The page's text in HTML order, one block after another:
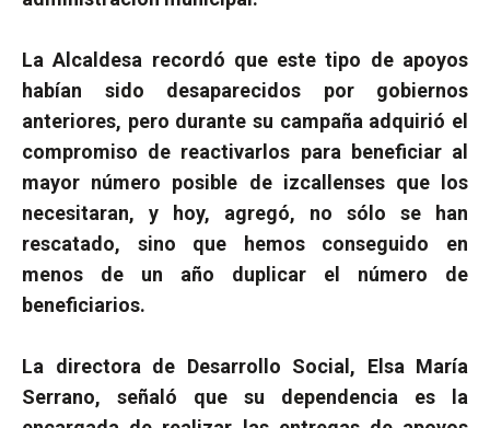
La Alcaldesa recordó que este tipo de apoyos
habían sido desaparecidos por gobiernos
anteriores, pero durante su campaña adquirió el
compromiso de reactivarlos para beneficiar al
mayor número posible de izcallenses que los
necesitaran, y hoy, agregó, no sólo se han
rescatado, sino que hemos conseguido en
menos de un año duplicar el número de
beneficiarios.
La directora de Desarrollo Social, Elsa María
Serrano, señaló que su dependencia es la